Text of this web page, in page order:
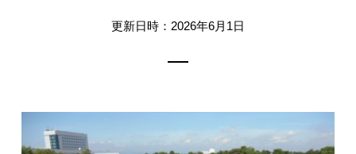
更新日時：2026年6月1日